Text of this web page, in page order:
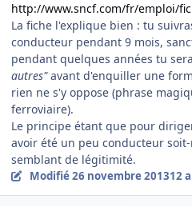
http://www.sncf.com/fr/emploi/
La fiche l'explique bien : tu
conducteur pendant 9 mois,
pendant quelques années tu
autres"avant d'enquiller une
rien ne s'y oppose (phrase
ferroviaire).
Le principe étant que pour
avoir été un peu conducteur
semblant de légitimité.
Modifié26 novembre 201312